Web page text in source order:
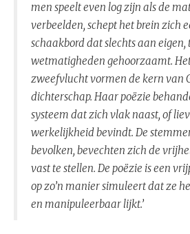
men speelt even log zijn als de
verbeelden, schept het brein zich
schaakbord dat slechts aan eigen,
wetmatigheden gehoorzaamt.
zweefvlucht vormen de kern van
dichterschap. Haar poëzie
systeem dat zich vlak naast, of
werkelijkheid bevindt. De
bevolken, bevechten zich de
vast te stellen. De poëzie is een
op zo’n manier simuleert dat ze
en manipuleerbaar lijkt.’